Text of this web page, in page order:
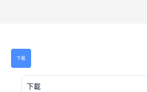
下載
下載